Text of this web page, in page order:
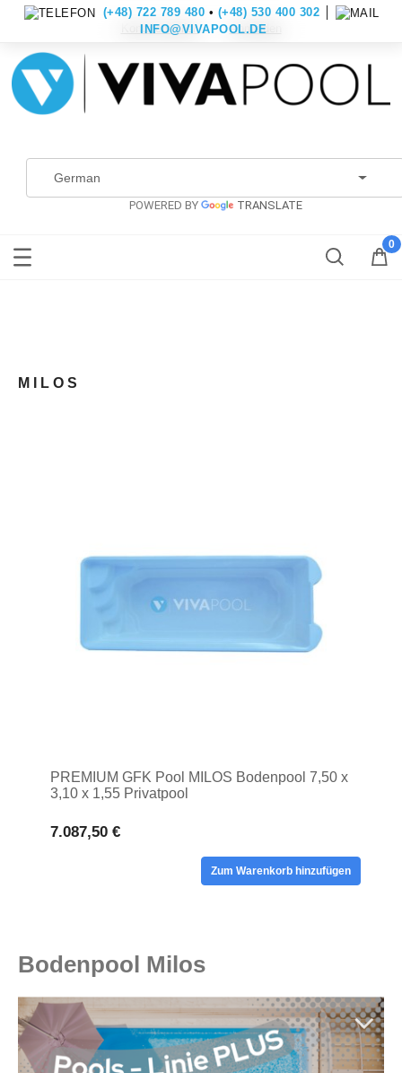
Konto erstellen Anmelden
POWERED BY TRANSLATE
(+48) 722 789 480 • (+48) 530 400 302
INFO@VIVAPOOL.DE
MILOS
PREMIUM GFK Pool MILOS Bodenpool 7,50 x
3,10 x 1,55 Privatpool
7.087,50 €
Zum Warenkorb hinzufügen
Bodenpool Milos